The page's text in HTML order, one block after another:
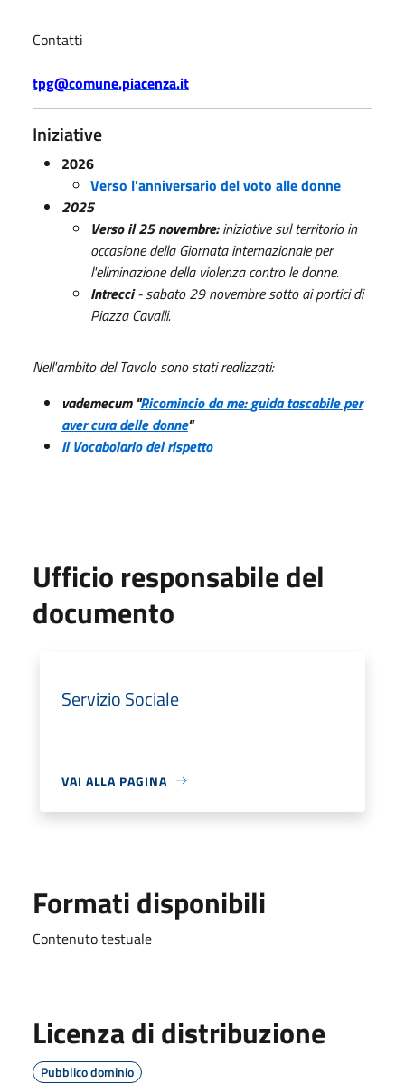
Contatti
tpg@comune.piacenza.it
Iniziative
2026
Verso l'anniversario del voto alle donne
2025
Verso il 25 novembre:iniziative sul territorio in
occasione della Giornata internazionale per
l'eliminazione della violenza contro le donne.
Intrecci- sabato 29 novembre sotto ai portici di
Piazza Cavalli.
Nell'ambito del Tavolo sono stati realizzati:
vademecum"Ricomincio da me: guida tascabile per
aver cura delle donne"
Il Vocabolario del rispetto
Ufficio responsabile del
documento
Servizio Sociale
VAI ALLA PAGINA
Formati disponibili
Contenuto testuale
Licenza di distribuzione
Pubblico dominio